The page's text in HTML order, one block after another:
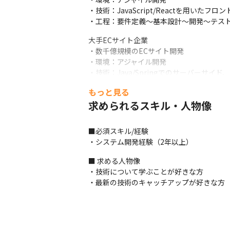
・技術：JavaScript/Reactを用いたフロン
・工程：要件定義～基本設計～開発～テス
大手ECサイト企業
・数千億規模のECサイト開発
・環境：アジャイル開発
・技術：Java/Springでのサーバーサイド
ITサービス企業
・医療業界向けのサービス開発
・技術：PHP/独自フレームワークでのサ
・工程：詳細設計～開発～テスト
大手SIer企業
・営業支援系Webシステム開発
・環境：DevOps/アジャイル(スクラム開発)
もっと見る
求められるスキル・人物像
■必須スキル/経験
・システム開発経験（2年以上）
■ 求める人物像
・技術について学ぶことが好きな方
・最新の技術のキャッチアップが好きな方